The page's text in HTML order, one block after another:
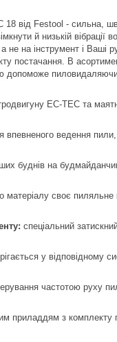
від Festool - сильна,
й низькій вібрації
не на інструмент і Ваші
постачання. В
допоможе
EC-TEC та
впевненого ведення
буднів на
матеріалу своє пиляльне
спеціальний
у відповідному
частотою руху
приладдям з комплекту